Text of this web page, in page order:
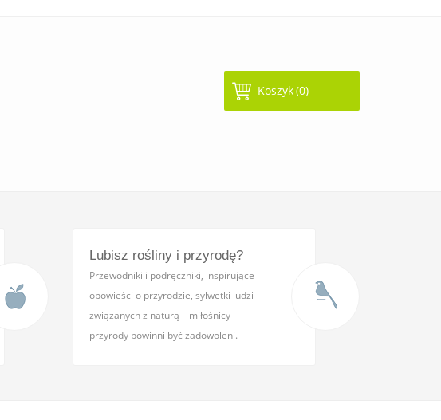
Koszyk(0)
Lubisz rośliny i przyrodę?
Przewodniki i podręczniki, inspirujące
opowieści o przyrodzie, sylwetki ludzi
związanych z naturą – miłośnicy
przyrody powinni być zadowoleni.